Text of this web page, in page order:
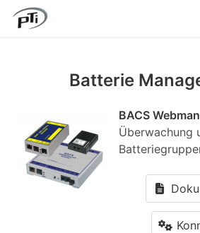
Batterie
BACS
Überwachung